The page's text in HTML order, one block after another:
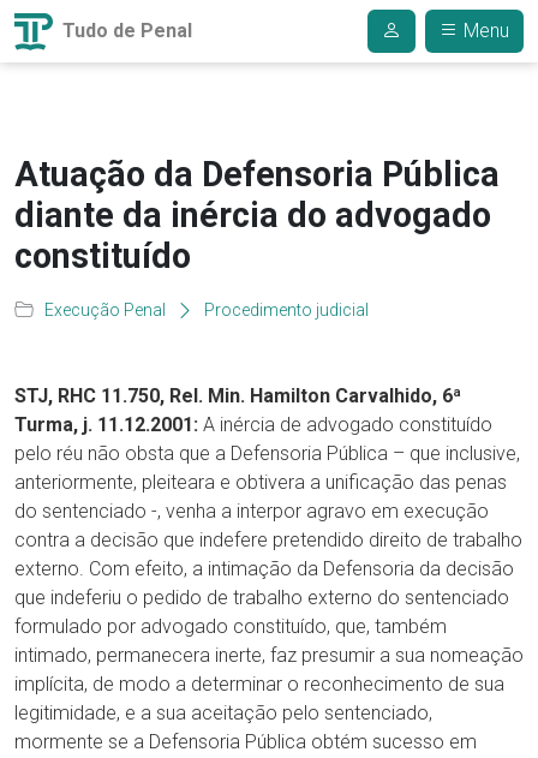
Tudo de Penal Menu
Atuação da Defensoria Pública
diante da inércia do advogado
constituído
Execução Penal Procedimento judicial
STJ, RHC 11.750, Rel. Min. Hamilton Carvalhido, 6ª
Turma, j. 11.12.2001: A inércia de advogado constituído
pelo réu não obsta que a Defensoria Pública – que inclusive,
anteriormente, pleiteara e obtivera a unificação das penas
do sentenciado -, venha a interpor agravo em execução
contra a decisão que indefere pretendido direito de trabalho
externo. Com efeito, a intimação da Defensoria da decisão
que indeferiu o pedido de trabalho externo do sentenciado
formulado por advogado constituído, que, também
intimado, permanecera inerte, faz presumir a sua nomeação
implícita, de modo a determinar o reconhecimento de sua
legitimidade, e a sua aceitação pelo sentenciado,
mormente se a Defensoria Pública obtém sucesso em